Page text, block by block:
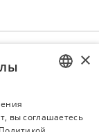
UKRAINIAN
×
вы соглашаетесь